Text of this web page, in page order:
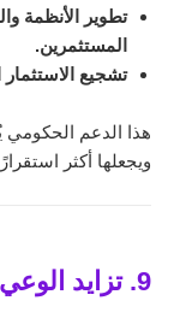
تطوير الأنظمة
المستثمرين.
تشجيع
هذا الدعم
ويجعلها أكثر
9. تزايد الوعي الاستثماري بين المواطنين